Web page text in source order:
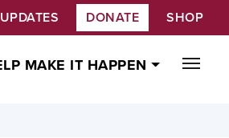
DONATE SHOP
MAKE IT HAPPEN